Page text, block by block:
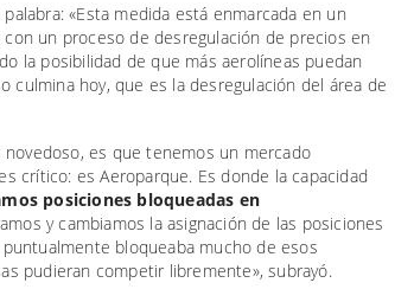
«Esta medida está enmarcada en un
un proceso de desregulación de precios en
la posibilidad de que más aerolíneas puedan
culmina hoy, que es la desregulación del área de
es que tenemos un mercado
crítico: es Aeroparque. Es donde la capacidad
posiciones bloqueadas en
y cambiamos la asignación de las posiciones
bloqueaba mucho de esos
pudieran competir libremente», subrayó.